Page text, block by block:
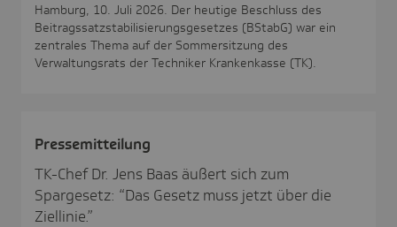
Hamburg, 10. Juli 2026. Der heutige Beschluss des
Beitragssatzstabilisierungsgesetzes (BStabG) war ein
zentrales Thema auf der Sommersitzung des
Verwaltungsrats der Techniker Krankenkasse (TK).
Pres­se­mit­tei­lung
TK-Chef Dr. Jens Baas äußert sich zum
Spargesetz: “Das Gesetz muss jetzt über die
Ziellinie.”